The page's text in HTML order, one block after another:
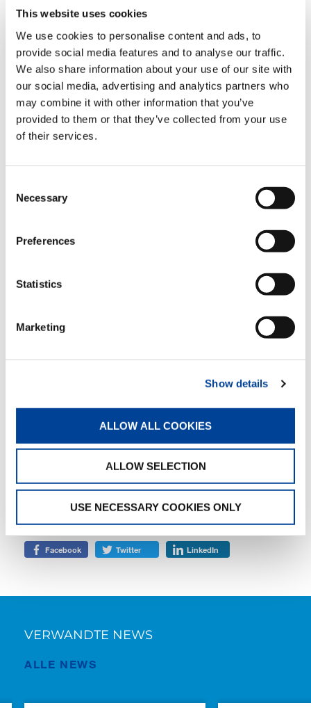
This website uses cookies
We use cookies to personalise content and ads, to
provide social media features and to analyse our traffic.
We also share information about your use of our site with
our social media, advertising and analytics partners who
may combine it with other information that you’ve
provided to them or that they’ve collected from your use
of their services.
Selection
Necessary
Preferences
Statistics
Marketing
Show details
ALLOW ALL COOKIES
ALLOW SELECTION
USE NECESSARY COOKIES ONLY
Simon Carroll, Projektleiter bei Flynn, betont
für einen schnellen und sicheren Aufbau – ein
klarer Vorteil bei anspruchsvollen Projekten.
Der kompakte Kran mit dem Surround View-
Kamerasystem ist zudem ideal für Einsätze auf
beengten Baustellen, ohne dabei
Kompromisse bei der Leistung einzugehen.“
bereits für verschiedenste Projekte eingesetzt,
Klimaanlagen auf Hochhäusern.
Kranfahrer Paul Douglas ergänzt: „Der AC
7.450-1 ist ein äußerst leistungsfähiger Kran,
der sich durch sanfte und präzise Bedienung
auszeichnet. Zudem lässt er sich einfach
schnell als unverzichtbarer Bestandteil unserer
TAGS
HANDOVER
TEILEN
Facebook Twitter LinkedIn
VERWANDTE NEWS
ALLE NEWS